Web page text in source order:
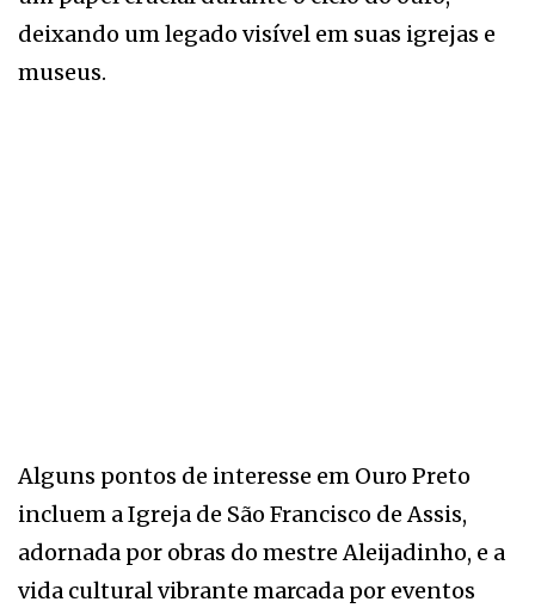
deixando um legado visível em suas igrejas e
museus.
Alguns pontos de interesse em Ouro Preto
incluem a Igreja de São Francisco de Assis,
adornada por obras do mestre Aleijadinho, e a
vida cultural vibrante marcada por eventos